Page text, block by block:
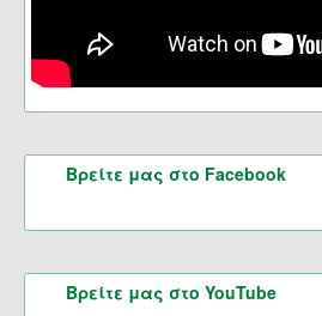
Βρείτε μας στο Facebook
Βρείτε μας στο YouTube